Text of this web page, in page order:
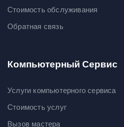
Стоимость обслуживания
Обратная связь
Компьютерный Сервис
Услуги компьютерного сервиса
Стоимость услуг
Вызов мастера